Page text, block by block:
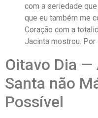
com a seriedade
que eu também me
Coração com a
Jacinta mostrou. Por
Oitavo Dia —
Santa não
Possível